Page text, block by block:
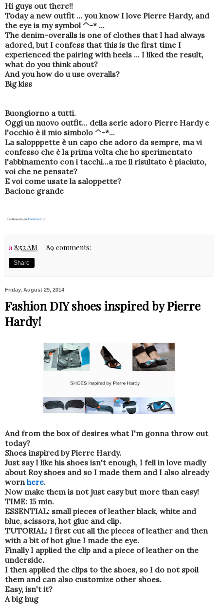
Hi guys out there!!
Today a new outfit ... you know I love Pierre Hardy, and
the eye is my symbol ^-* ...
The denim-overalls is one of clothes that I had always
adored, but I confess that this is the first time I
experienced the pairing with heels ... I liked the result,
what do you think about?
And you how do u use overalls?
Big kiss
Buongiorno a tutti.
Oggi un nuovo outfit... della serie adoro Pierre Hardy e
l'occhio è il mio simbolo ^-*...
La salopppette è un capo che adoro da sempre, ma vi
confesso che è la prima volta che ho sperimentato
l'abbinamento con i tacchi...a me il risultato è piaciuto,
voi che ne pensate?
E voi come usate la saloppette?
Bacione grande
a 8:52 AM 89 comments:
Share
Friday, August 29, 2014
Fashion DIY shoes inspired by Pierre
Hardy!
And from the box of desires what I'm gonna throw out
today?
Shoes inspired by Pierre Hardy.
Just say I like his shoes isn't enough, I fell in love madly
about Roy shoes and so I made them and I also already
wornhere.
Now make them is not just easy but more than easy!
TIME: 15 min.
ESSENTIAL: small pieces of leather black, white and
blue, scissors, hot glue and clip.
TUTORIAL: I first cut all the pieces of leather and then
with a bit of hot glue I made the eye.
Finally I applied the clip and a piece of leather on the
underside.
I then applied the clips to the shoes, so I do not spoil
them and can also customize other shoes.
Easy, isn't it?
A big hug